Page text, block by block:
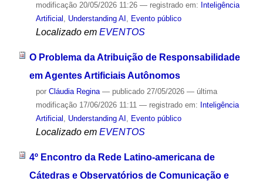
modificação20/05/2026 11:26 — registrado em: Inteligência
Artificial , Understanding AI , Evento público
Localizado em EVENTOS
O Problema da Atribuição de Responsabilidade
em Agentes Artificiais Autônomos
por Cláudia Regina — publicado27/05/2026 — última
modificação17/06/2026 11:11 — registrado em: Inteligência
Artificial
Understanding AI Evento público
Localizado em EVENTOS
4º Encontro da Rede Latino-americana de
Cátedras e Observatórios de Comunicação e